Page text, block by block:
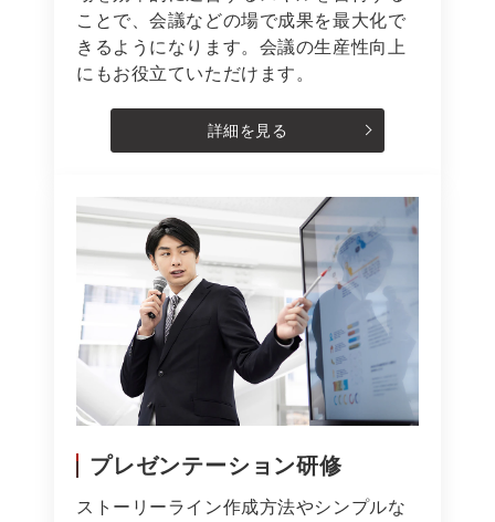
ことで、会議などの場で成果を最大化で
きるようになります。会議の生産性向上
にもお役立ていただけます。
詳細を見る
プレゼンテーション研修
ストーリーライン作成方法やシンプルな